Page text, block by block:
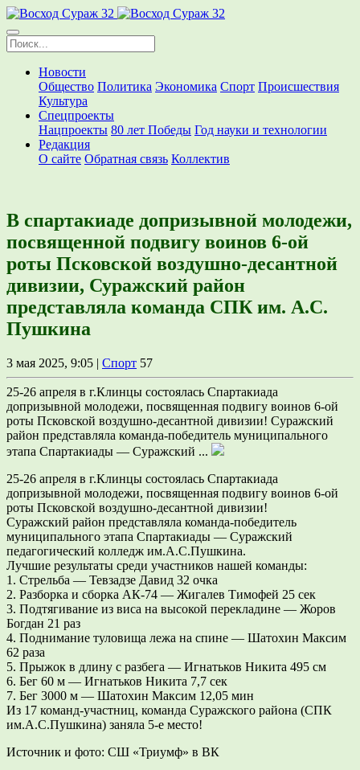
Новости
Общество Политика Экономика Спорт Происшествия
Культура
Спецпроекты
Нацпроекты 80 лет Победы Год науки и технологии
Редакция
О сайте Обратная связь Коллектив
В спартакиаде допризывной молодежи,
посвященной подвигу воинов 6-ой
роты Псковской воздушно-десантной
дивизии, Суражский район
представляла команда СПК им. А.С.
Пушкина
3 мая 2025, 9:05 | Спорт 57
25-26 апреля в г.Клинцы состоялась Спартакиада
допризывной молодежи, посвященная подвигу воинов 6-ой
роты Псковской воздушно-десантной дивизии! Суражский
район представляла команда-победитель муниципального
этапа Спартакиады — Суражский ...
25-26 апреля в г.Клинцы состоялась Спартакиада
допризывной молодежи, посвященная подвигу воинов 6-ой
роты Псковской воздушно-десантной дивизии!
Суражский район представляла команда-победитель
муниципального этапа Спартакиады — Суражский
педагогический колледж им.А.С.Пушкина.
Лучшие результаты среди участников нашей команды:
1. Стрельба — Тевзадзе Давид 32 очка
2. Разборка и сборка АК-74 — Жигалев Тимофей 25 сек
3. Подтягивание из виса на высокой перекладине — Жоров
Богдан 21 раз
4. Поднимание туловища лежа на спине — Шатохин Максим
62 раза
5. Прыжок в длину с разбега — Игнатьков Никита 495 см
6. Бег 60 м — Игнатьков Никита 7,7 сек
7. Бег 3000 м — Шатохин Максим 12,05 мин
Из 17 команд-участниц, команда Суражского района (СПК
им.А.С.Пушкина) заняла 5-е место!
Источник и фото: СШ «Триумф» в ВК